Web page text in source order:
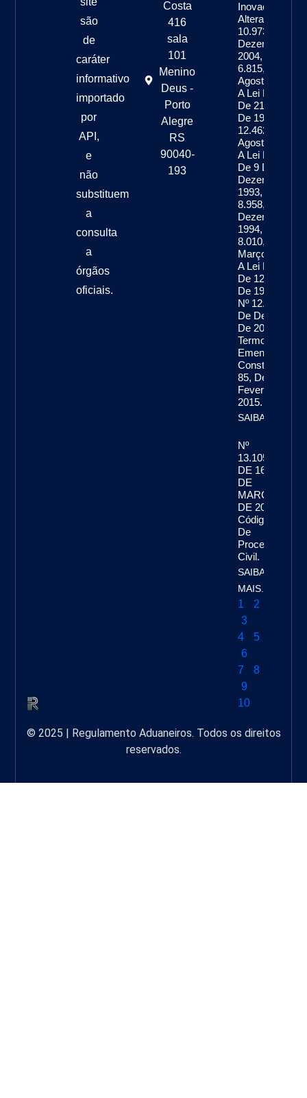
são
de
caráter
informativo
importado
por
API,
e
não
substituem
a
consulta
a
órgãos
oficiais.
Costa
416
sala
101
Menino
Deus -
Porto
Alegre
RS
90040-
193
Inovação E
Altera A Lei Nº
10.973, De 2
Dezembro De
2004, A Lei Nº
6.815, De 19
Agosto De
A Lei Nº 8.666,
De 21 De
De 1993, A Lei
12.462, De 4
Agosto De
A Lei Nº 8.745,
De 9 De
Dezembro De
1993, A Lei Nº
8.958, De 20
Dezembro De
1994, A Lei Nº
8.010, De 29
Março De
A Lei Nº 8.032,
De 12 De Abril
De 1990, E A
Nº 12.772, De
De Dezembro
De 2012, Nos
Termos Da
Emenda
Constitucional
85, De 26 De
Fevereiro De
2015.
SAIBA MAIS...
Nº
13.105,
DE 16
DE
MARÇO
DE 2015.
Código
De
Processo
Civil.
SAIBA
MAIS...
1
2
3
4
5
6
7
8
9
10
© 2025 | Regulamento Aduaneiros. Todos os direitos
reservados.